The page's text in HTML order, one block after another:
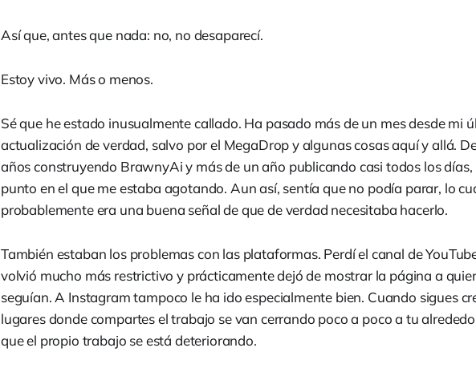
Así que, antes que nada: no, no desaparecí.
Estoy vivo. Más o menos.
Sé que he estado inusualmente callado. Ha pasado más de un mes desde mi
actualización de verdad, salvo por el MegaDrop y algunas cosas aquí y allá.
años construyendo BrawnyAi y más de un año publicando casi todos los días,
punto en el que me estaba agotando. Aun así, sentía que no podía parar, lo
probablemente era una buena señal de que de verdad necesitaba hacerlo.
También estaban los problemas con las plataformas. Perdí el canal de
volvió mucho más restrictivo y prácticamente dejó de mostrar la página a
seguían. A Instagram tampoco le ha ido especialmente bien. Cuando sigues
lugares donde compartes el trabajo se van cerrando poco a poco a tu
que el propio trabajo se está deteriorando.